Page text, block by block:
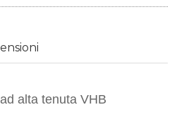
alta tenuta VHB